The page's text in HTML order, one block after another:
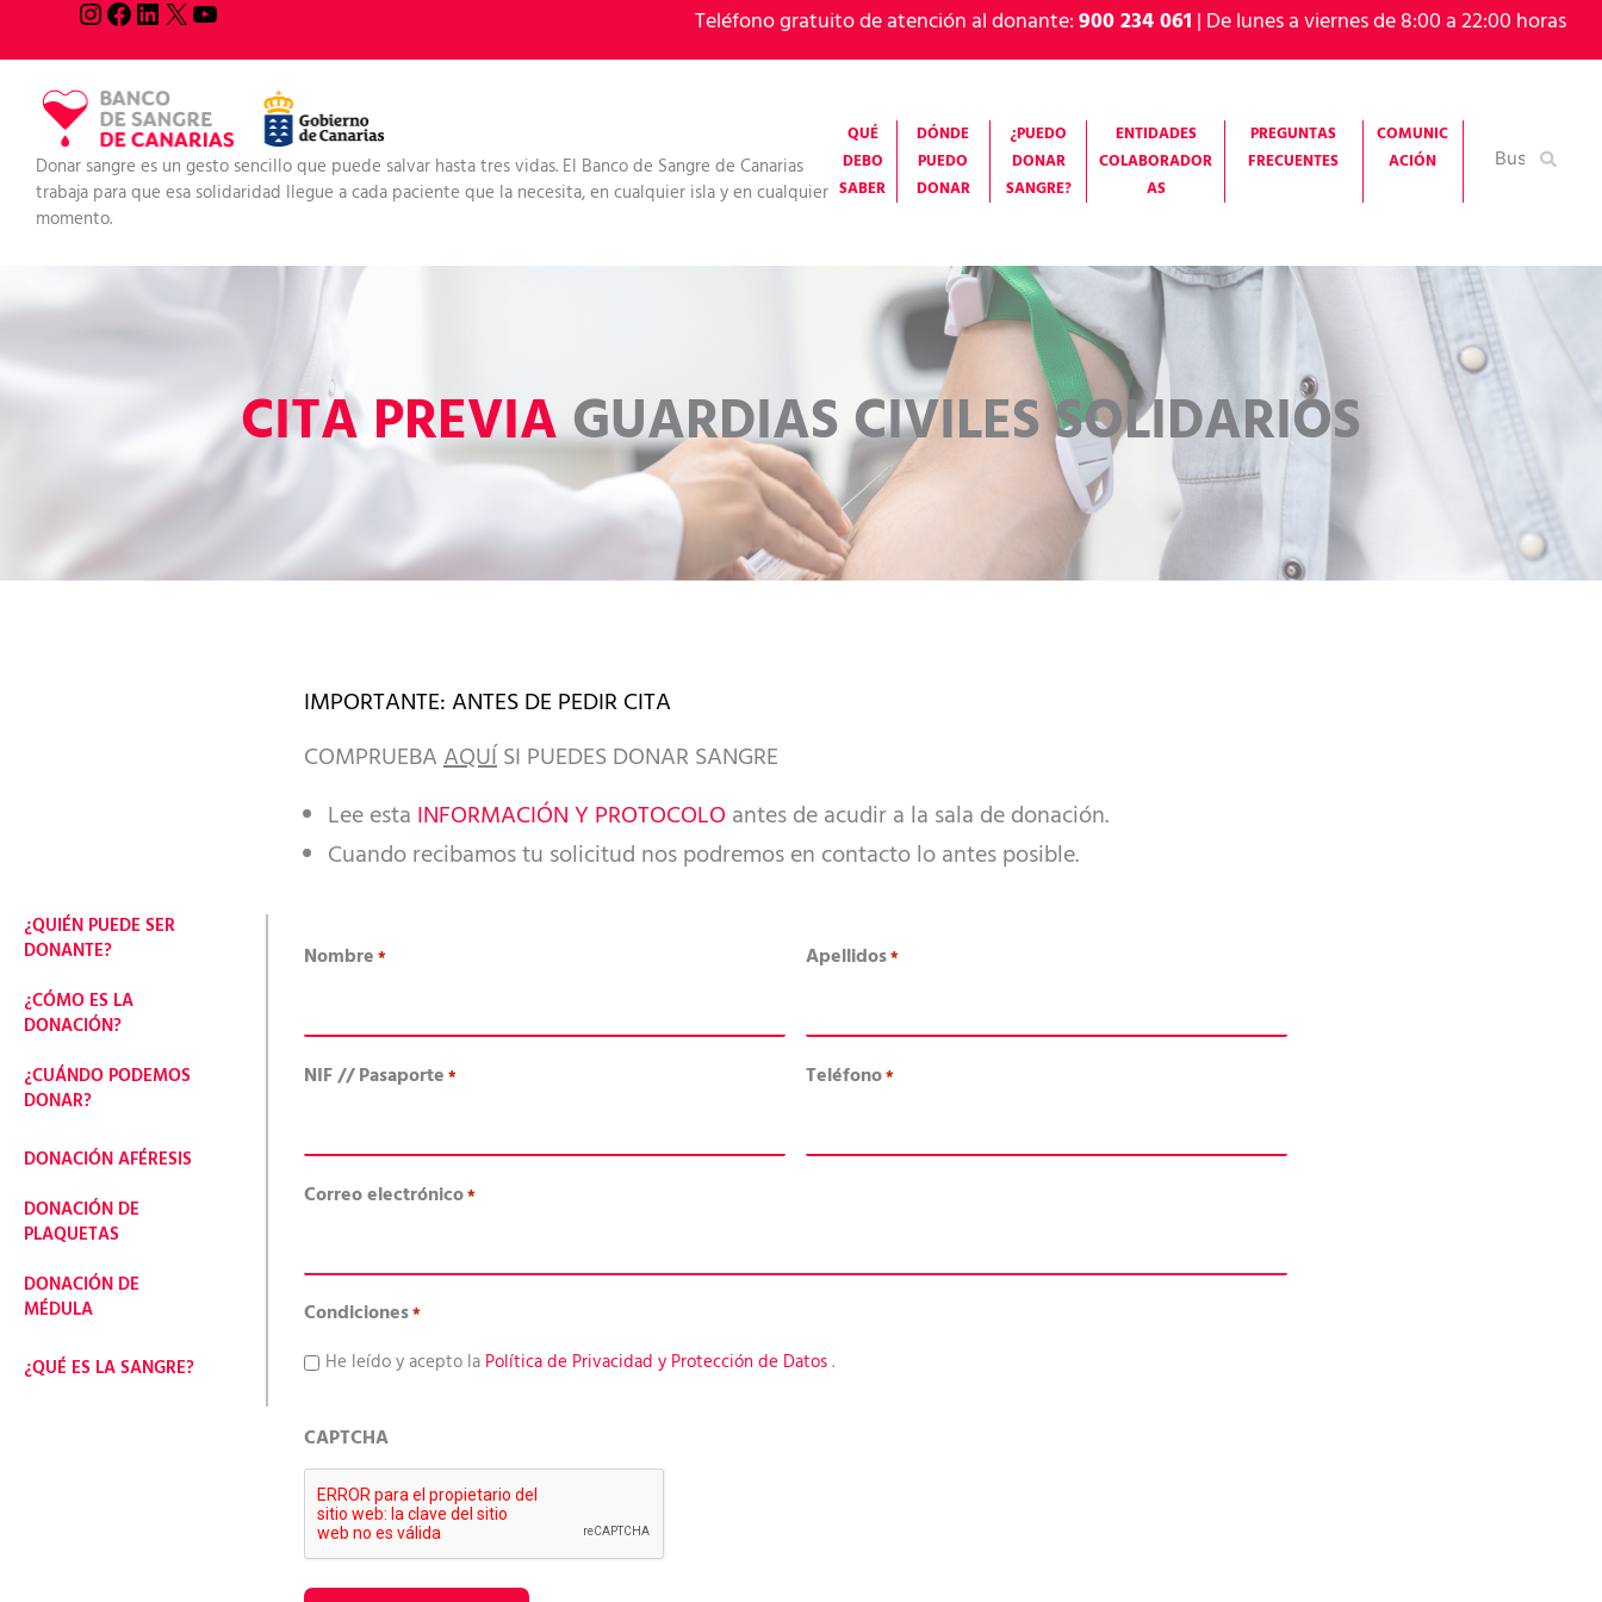
al
contenido
Instagram
Facebook
LinkedIn
X Teléfono gratuito de atención al donante:900 234 061 | De lunes a viernes de 8:00 a 22:00 horas
Donar sangre es un gesto sencillo que puede salvar hasta tres vidas. El Banco de Sangre de Canarias
trabaja para que esa solidaridad llegue a cada paciente que la necesita, en cualquier isla y en cualquier
momento.
QUÉ
DEBO
SABER
DÓNDE
PUEDO
DONAR
¿PUEDO
DONAR
SANGRE?
ENTIDADES
COLABORADOR
AS
PREGUNTAS
FRECUENTES
COMUNIC
ACIÓN
Buscar
CITA PREVIAGUARDIAS CIVILES SOLIDARIOS
¿QUIÉN PUEDE SER
DONANTE?
¿CÓMO ES LA
DONACIÓN?
¿CUÁNDO PODEMOS
DONAR?
DONACIÓN AFÉRESIS
DONACIÓN DE
PLAQUETAS
DONACIÓN DE
MÉDULA
¿QUÉ ES LA SANGRE?
IMPORTANTE: ANTES DE PEDIR CITA
COMPRUEBAAQUÍSI PUEDES DONAR SANGRE
Lee esta INFORMACIÓN Y PROTOCOLO antes de acudir a la sala de donación.
Cuando recibamos tu solicitud nos podremos en contacto lo antes posible.
Nombre * Apellidos*
NIF // Pasaporte * Teléfono*
Correo electrónico*
Condiciones*
He leído y acepto la Política de Privacidad y Protección de Datos.
CAPTCHA